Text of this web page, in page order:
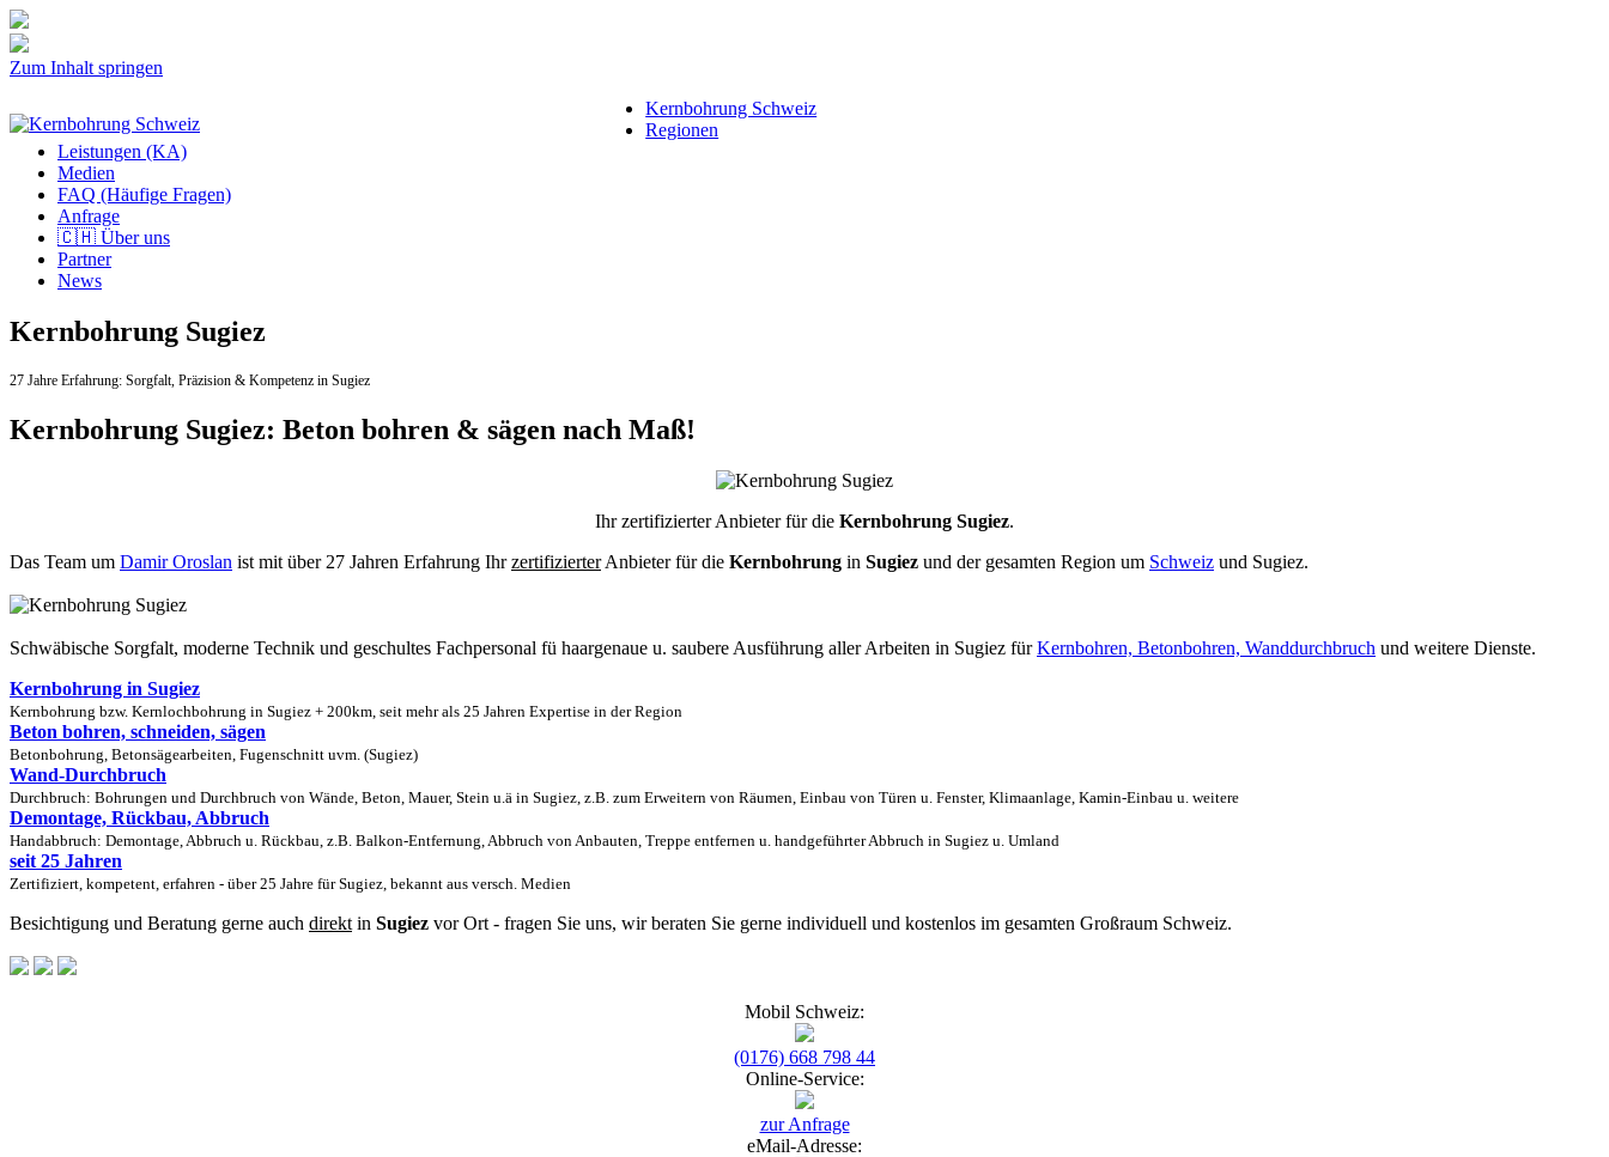
Zum Inhalt springen
Kernbohrung Schweiz
Regionen
Leistungen (KA)
Medien
FAQ (Häufige Fragen)
Anfrage
🇨🇭 Über uns
Partner
News
Kernbohrung Sugiez
27 Jahre Erfahrung: Sorgfalt, Präzision & Kompetenz in Sugiez
Kernbohrung Sugiez: Beton bohren & sägen nach Maß!
Ihr zertifizierter Anbieter für die Kernbohrung Sugiez.
Das Team um Damir Oroslan ist mit über 27 Jahren Erfahrung IhrzertifizierterAnbieter für die Kernbohrung in Sugiez und der gesamten Region um Schweiz und Sugiez.
Schwäbische Sorgfalt, moderne Technik und geschultes Fachpersonal fü haargenaue u. saubere Ausführung aller Arbeiten in Sugiez fürKernbohren, Betonbohren, Wanddurchbruch und weitere Dienste.
Kernbohrung in Sugiez
Kernbohrung bzw. Kernlochbohrung in Sugiez + 200km, seit mehr als 25 Jahren Expertise in der Region
Beton bohren, schneiden, sägen
Betonbohrung, Betonsägearbeiten, Fugenschnitt uvm. (Sugiez)
Wand-Durchbruch
Durchbruch: Bohrungen und Durchbruch von Wände, Beton, Mauer, Stein u.ä in Sugiez, z.B. zum Erweitern von Räumen, Einbau von Türen u. Fenster, Klimaanlage, Kamin-Einbau u. weitere
Demontage, Rückbau, Abbruch
Handabbruch: Demontage, Abbruch u. Rückbau, z.B. Balkon-Entfernung, Abbruch von Anbauten, Treppe entfernen u. handgeführter Abbruch in Sugiez u. Umland
seit 25 Jahren
Zertifiziert, kompetent, erfahren - über 25 Jahre für Sugiez, bekannt aus versch. Medien
Besichtigung und Beratung gerne auch direkt in Sugiez vor Ort - fragen Sie uns, wir beraten Sie gerne individuell und kostenlos im gesamten Großraum Schweiz.
Mobil Schweiz:
(0176) 668 798 44
Online-Service:
zur Anfrage
eMail-Adresse: